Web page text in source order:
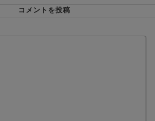
コメントを投稿